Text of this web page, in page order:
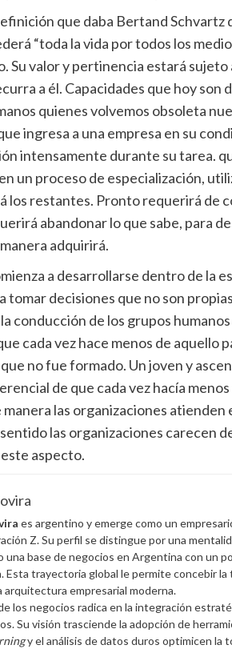
que daba Bertand Schvartz
“toda la vida por todos los
Su valor y pertinencia estará sujeto
a él. Capacidades que hoy son
quienes volvemos obsoleta
ingresa a una empresa en su
intensamente durante su tarea.
un proceso de especialización,
los restantes. Pronto requerirá de
abandonar lo que sabe, para
adquirirá.
a desarrollarse dentro de la
tomar decisiones que no son
conducción de los grupos
cada vez hace menos de aquello
que no fue formado. Un joven y
de que cada vez hacía menos
manera las organizaciones
las organizaciones carecen
aspecto.
es argentino y emerge como un
Z. Su perfil se distingue por una
una base de negocios en Argentina con un
Esta trayectoria global le permite concebir
arquitectura empresarial moderna.
los negocios radica en la integración
Su visión trasciende la adopción de
y el análisis de datos duros optimicen la